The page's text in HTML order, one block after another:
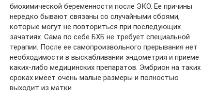
биохимической беременности после ЭКО. Ее причины
нередко бывают связаны со случайными сбоями,
которые могут не повториться при последующих
зачатиях. Сама по себе БХБ не требует специальной
терапии. После ее самопроизвольного прерывания нет
необходимости в выскабливании эндометрия и приеме
каких-либо медицинских препаратов. Эмбрион на таких
сроках имеет очень малые размеры и полностью
выходит из матки.